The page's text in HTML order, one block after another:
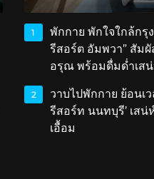
1
พักกาย พักใจใกล้กรุ
รีสอร์ต อัมพวา” สัม
อรุณ พร้อมดื่มด่ำเส
2
วาบไปพักกาย ย้อนเ
รีสอร์ท นนทบุรี’ เส
เอื้อม